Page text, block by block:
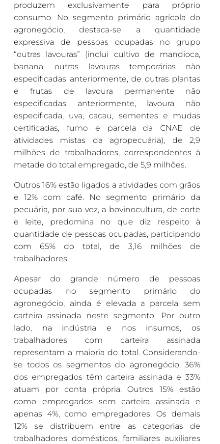
produzem exclusivamente para próprio
consumo. No segmento primário agrícola do
agronegócio, destaca-se a quantidade
expressiva de pessoas ocupadas no grupo
“outras lavouras” (inclui cultivo de mandioca,
banana, outras lavouras temporárias não
especificadas anteriormente, de outras plantas
e frutas de lavoura permanente não
especificadas anteriormente, lavoura não
especificada, uva, cacau, sementes e mudas
certificadas, fumo e parcela da CNAE de
atividades mistas da agropecuária), de 2,9
milhões de trabalhadores, correspondentes à
metade do total empregado, de 5,9 milhões.
Outros 16% estão ligados a atividades com grãos
e 12% com café. No segmento primário da
pecuária, por sua vez, a bovinocultura, de corte
e leite, predomina no que diz respeito à
quantidade de pessoas ocupadas, participando
com 65% do total, de 3,16 milhões de
trabalhadores.
Apesar do grande número de pessoas
ocupadas no segmento primário do
agronegócio, ainda é elevada a parcela sem
carteira assinada neste segmento. Por outro
lado, na indústria e nos insumos, os
trabalhadores com carteira assinada
representam a maioria do total. Considerando-
se todos os segmentos do agronegócio, 36%
dos empregados têm carteira assinada e 33%
atuam por conta própria. Outros 15% estão
como empregados sem carteira assinada e
apenas 4%, como empregadores. Os demais
12% se distribuem entre as categorias de
trabalhadores domésticos, familiares auxiliares